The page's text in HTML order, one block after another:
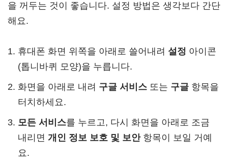
을 꺼두는 것이 좋습니다. 설정 방법은 생각보다 간단
해요.
휴대폰 화면 위쪽을 아래로 쓸어내려 설정 아이콘
(톱니바퀴 모양)을 누릅니다.
화면을 아래로 내려 구글 서비스 또는 구글 항목을
터치하세요.
모든 서비스를 누르고, 다시 화면을 아래로 조금
내리면 개인 정보 보호 및 보안항목이 보일 거예
요.